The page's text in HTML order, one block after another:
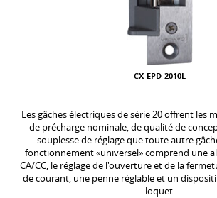
CX-EPD-2010L
Les gâches électriques de série 20 offrent les
de précharge nominale, de qualité de
souplesse de réglage que toute autre
fonctionnement «universel» comprend une
CA/CC, le réglage de l'ouverture et de la
de courant, une penne réglable et un
loquet.